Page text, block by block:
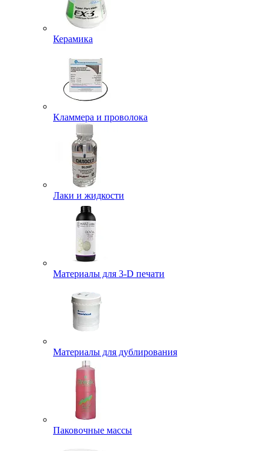
Керамика
Кламмера и проволока
Лаки и жидкости
Материалы для 3-D печати
Материалы для дублирования
Паковочные массы